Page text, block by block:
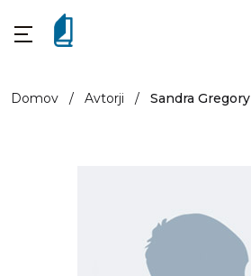
Domov / Avtorji / Sandra Gregory